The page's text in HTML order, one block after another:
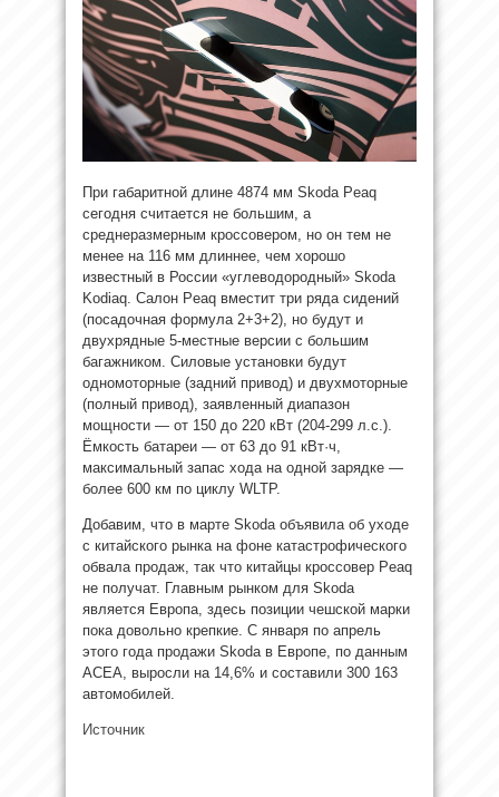
При габаритной длине 4874 мм Skoda Peaq
сегодня считается не большим, а
среднеразмерным кроссовером, но он тем не
менее на 116 мм длиннее, чем хорошо
известный в России «углеводородный» Skoda
Kodiaq. Салон Peaq вместит три ряда сидений
(посадочная формула 2+3+2), но будут и
двухрядные 5-местные версии с большим
багажником. Силовые установки будут
одномоторные (задний привод) и двухмоторные
(полный привод), заявленный диапазон
мощности — от 150 до 220 кВт (204-299 л.с.).
Ёмкость батареи — от 63 до 91 кВт·ч,
максимальный запас хода на одной зарядке —
более 600 км по циклу WLTP.
Добавим, что в марте Skoda объявила об уходе
с китайского рынка на фоне катастрофического
обвала продаж, так что китайцы кроссовер Peaq
не получат. Главным рынком для Skoda
является Европа, здесь позиции чешской марки
пока довольно крепкие. С января по апрель
этого года продажи Skoda в Европе, по данным
ACEA, выросли на 14,6% и составили 300 163
автомобилей.
Источник